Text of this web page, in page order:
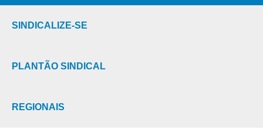
SINDICALIZE-SE
PLANTÃO SINDICAL
REGIONAIS